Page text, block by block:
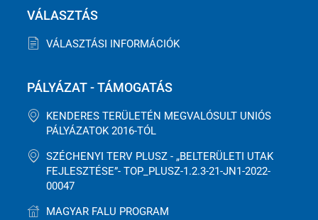
VÁLASZTÁS
VÁLASZTÁSI INFORMÁCIÓK
PÁLYÁZAT - TÁMOGATÁS
KENDERES TERÜLETÉN MEGVALÓSULT UNIÓS
PÁLYÁZATOK 2016-TÓL
SZÉCHENYI TERV PLUSZ - „BELTERÜLETI UTAK
FEJLESZTÉSE”- TOP_PLUSZ-1.2.3-21-JN1-2022-
00047
MAGYAR FALU PROGRAM